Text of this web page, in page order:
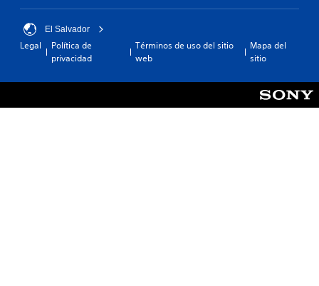
El Salvador
Legal
Política de
privacidad
Términos de uso del sitio
web
Mapa del
sitio